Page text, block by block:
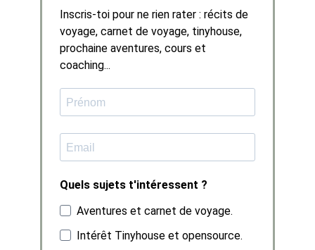
Inscris-toi pour ne rien rater : récits de
voyage, carnet de voyage, tinyhouse,
prochaine aventures, cours et
coaching...
Quels sujets t'intéressent ?
Aventures et carnet de voyage.
Intérêt Tinyhouse et opensource.